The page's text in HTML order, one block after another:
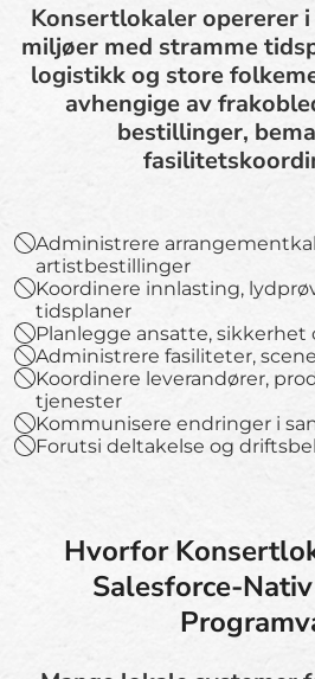
Konsertlokaler opererer
miljøer med stramme
logistikk og store
avhengige av
bestillinger,
Administrere
artistbestillinger
Koordinere innlasting,
tidsplaner
Planlegge ansatte, sikkerhet
Administrere fasiliteter,
Koordinere leverandører,
tjenester
Kommunisere endringer i
Forutsi deltakelse og
Hvorfor
Salesforce-